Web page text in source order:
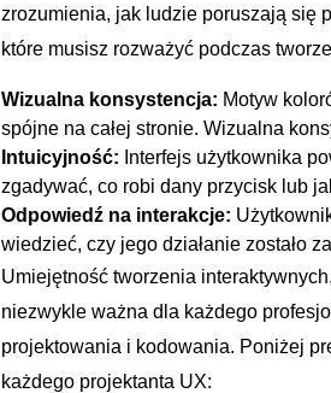
zrozumienia, jak ludzie poruszają ​się​
które musisz rozważyć ​podczas
Wizualna konsystencja:‌ Motyw
spójne​ na⁣ całej stronie. Wizualna
Intuicyjność: Interfejs użytkownika
zgadywać, co robi dany ‌przycisk lub
Odpowiedź na interakcje:
wiedzieć, ​czy jego działanie zostało
Umiejętność tworzenia
niezwykle⁢ ważna⁤ dla każdego
⁤projektowania i kodowania. Poniżej
każdego projektanta UX: